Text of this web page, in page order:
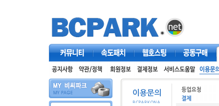
커뮤니티 속도패치 웹호스팅 공동구매